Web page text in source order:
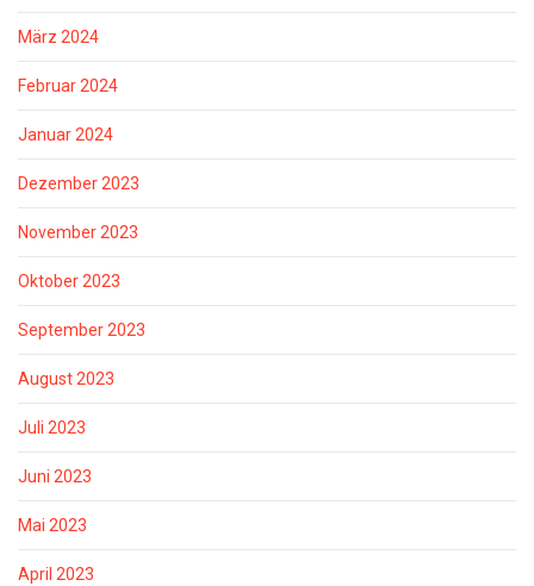
März 2024
Februar 2024
Januar 2024
Dezember 2023
November 2023
Oktober 2023
September 2023
August 2023
Juli 2023
Juni 2023
Mai 2023
April 2023